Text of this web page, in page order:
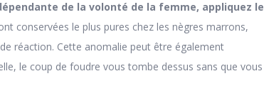
de la volonté de la femme, appliquez le
conservées le plus pures chez les nègres marrons,
réaction. Cette anomalie peut être également
le coup de foudre vous tombe dessus sans que vous